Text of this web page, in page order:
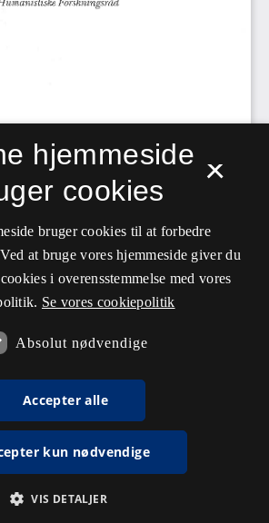
×
hjemmeside
cookies
bruger cookies til at forbedre
at bruge vores hjemmeside giver du
i overensstemmelse med vores
Se vores cookiepolitik
Absolut nødvendige
Accepter alle
kun nødvendige
VIS DETALJER